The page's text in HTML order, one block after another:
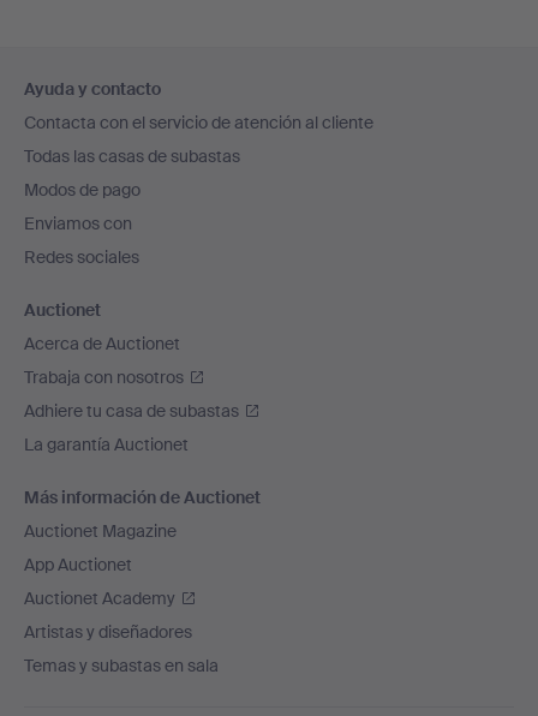
en
el
pie
de
página
Ayuda y contacto
Contacta con el servicio de atención al cliente
Todas las casas de subastas
Modos de pago
Enviamos con
Redes sociales
Auctionet
Acerca de Auctionet
Trabaja con nosotros
Adhiere tu casa de subastas
La garantía Auctionet
Más información de Auctionet
Auctionet Magazine
App Auctionet
Auctionet Academy
Artistas y diseñadores
Temas y subastas en sala